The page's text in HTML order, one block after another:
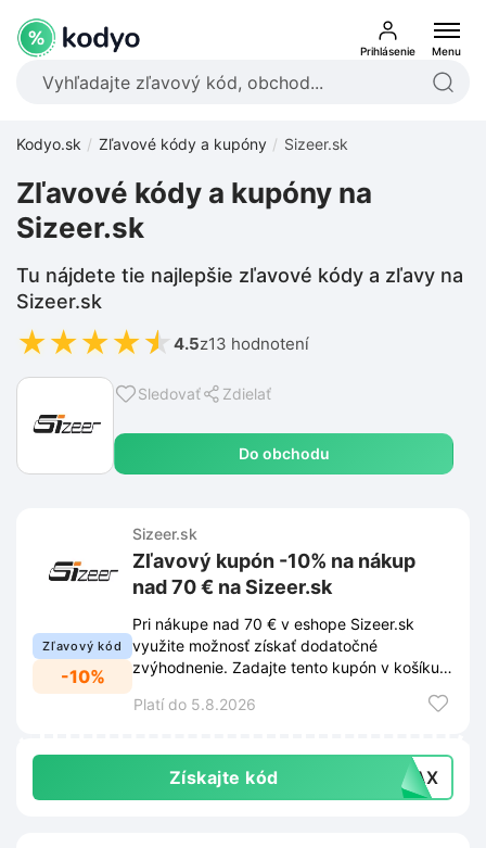
Prihlásenie Menu
Kodyo.sk Zľavové kódy a kupóny Sizeer.sk
Sledovať Zdielať
Do obchodu
Zľavové kódy a kupóny na
Sizeer.sk
Tu nájdete tie najlepšie zľavové kódy a zľavy na
Sizeer.sk
★★★★★ 4.5z13 hodnotení
Zľavový kód
-10%
Sizeer.sk
Zľavový kupón -10% na nákup
nad 70 € na Sizeer.sk
Pri nákupe nad 70 € v eshope Sizeer.sk
využite možnosť získať dodatočné
zvýhodnenie. Zadajte tento kupón v košíku a
Platí do 5.8.2026
Získajte kód VIAX